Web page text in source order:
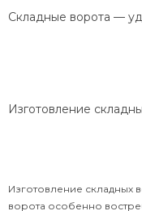
Складные ворота —
Изготовление
Изготовление складных
ворота особенно